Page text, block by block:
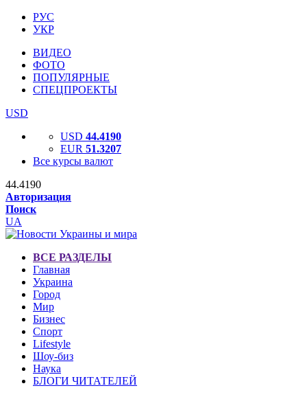
РУС
УКР
ВИДЕО
ФОТО
ПОПУЛЯРНЫЕ
СПЕЦПРОЕКТЫ
USD
USD 44.4190
EUR 51.3207
Все курсы валют
44.4190
Авторизация
Поиск
UA
ВСЕ РАЗДЕЛЫ
Главная
Украина
Город
Мир
Бизнес
Спорт
Lifestyle
Шоу-биз
Наука
БЛОГИ ЧИТАТЕЛЕЙ